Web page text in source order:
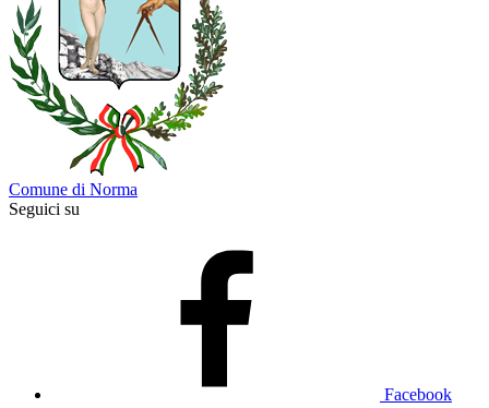
Comune di Norma
Seguici su
Facebook